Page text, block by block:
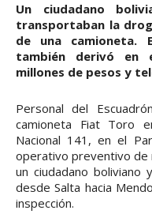
Un ciudadano
transportaban la
de una camioneta.
también derivó en
millones de pesos y
Personal del
camioneta Fiat Toro
Nacional 141, en el
operativo preventivo de
un ciudadano boliviano
desde Salta hacia
inspección.